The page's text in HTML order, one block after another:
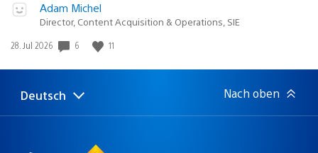
Adam Michel
Director, Content Acquisition & Operations, SIE
Veröffentlichungsdatum:
28. Jul 2026 6 11
Select
Aktuelle
Deutsch Nach oben